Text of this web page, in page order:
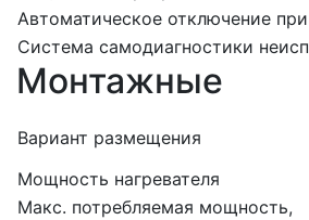
Автоматическое отключение
Система самодиагностики
Монтажные
Вариант размещения
Мощность нагревателя
Макс. потребляемая мощность,